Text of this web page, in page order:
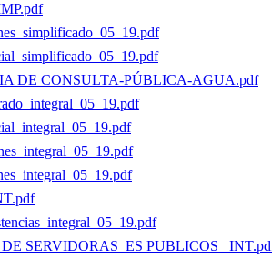
DE CONSULTA-PÚBLICA-AGUA.pdf
SERVIDORAS_ES PUBLICOS